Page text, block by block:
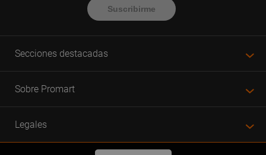
Suscribirme
Secciones destacadas
Sobre Promart
Legales